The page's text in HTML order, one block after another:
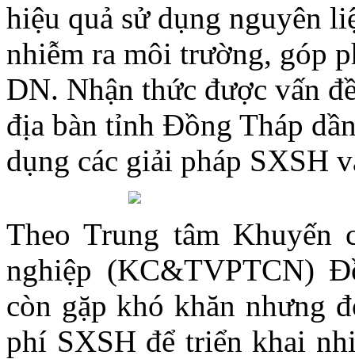
hiệu quả sử dụng nguyên
nhiễm ra môi trường, góp
DN. Nhận thức được vấn
địa bàn tỉnh Đồng Tháp
dụng các giải pháp SXSH
Theo Trung tâm Khuyến
nghiệp (KC&TVPTCN)
còn gặp khó khăn nhưng
phí SXSH để triển khai